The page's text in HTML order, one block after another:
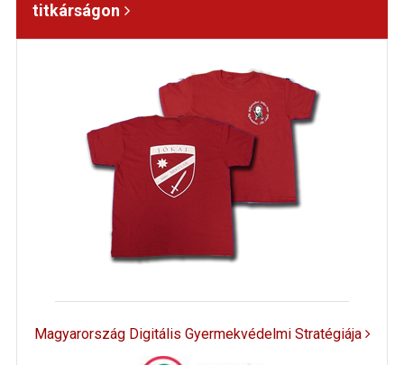
titkárságon
Magyarország Digitális Gyermekvédelmi Stratégiája